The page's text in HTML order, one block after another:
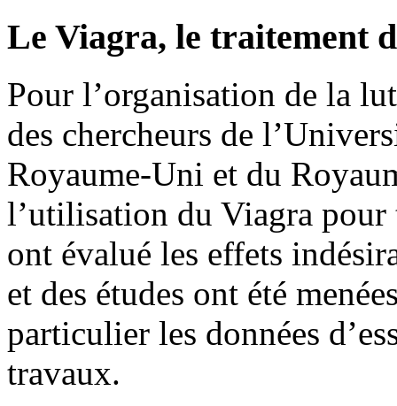
Le Viagra, le traitement
Pour l’organisation de la
des chercheurs de
Royaume-Uni et du
l’utilisation du Viagra
ont évalué les effets
et des études ont été
particulier les données
travaux.